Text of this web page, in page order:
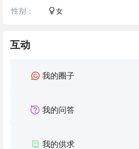
性别： 女
互动
我的圈子
我的问答
我的供求